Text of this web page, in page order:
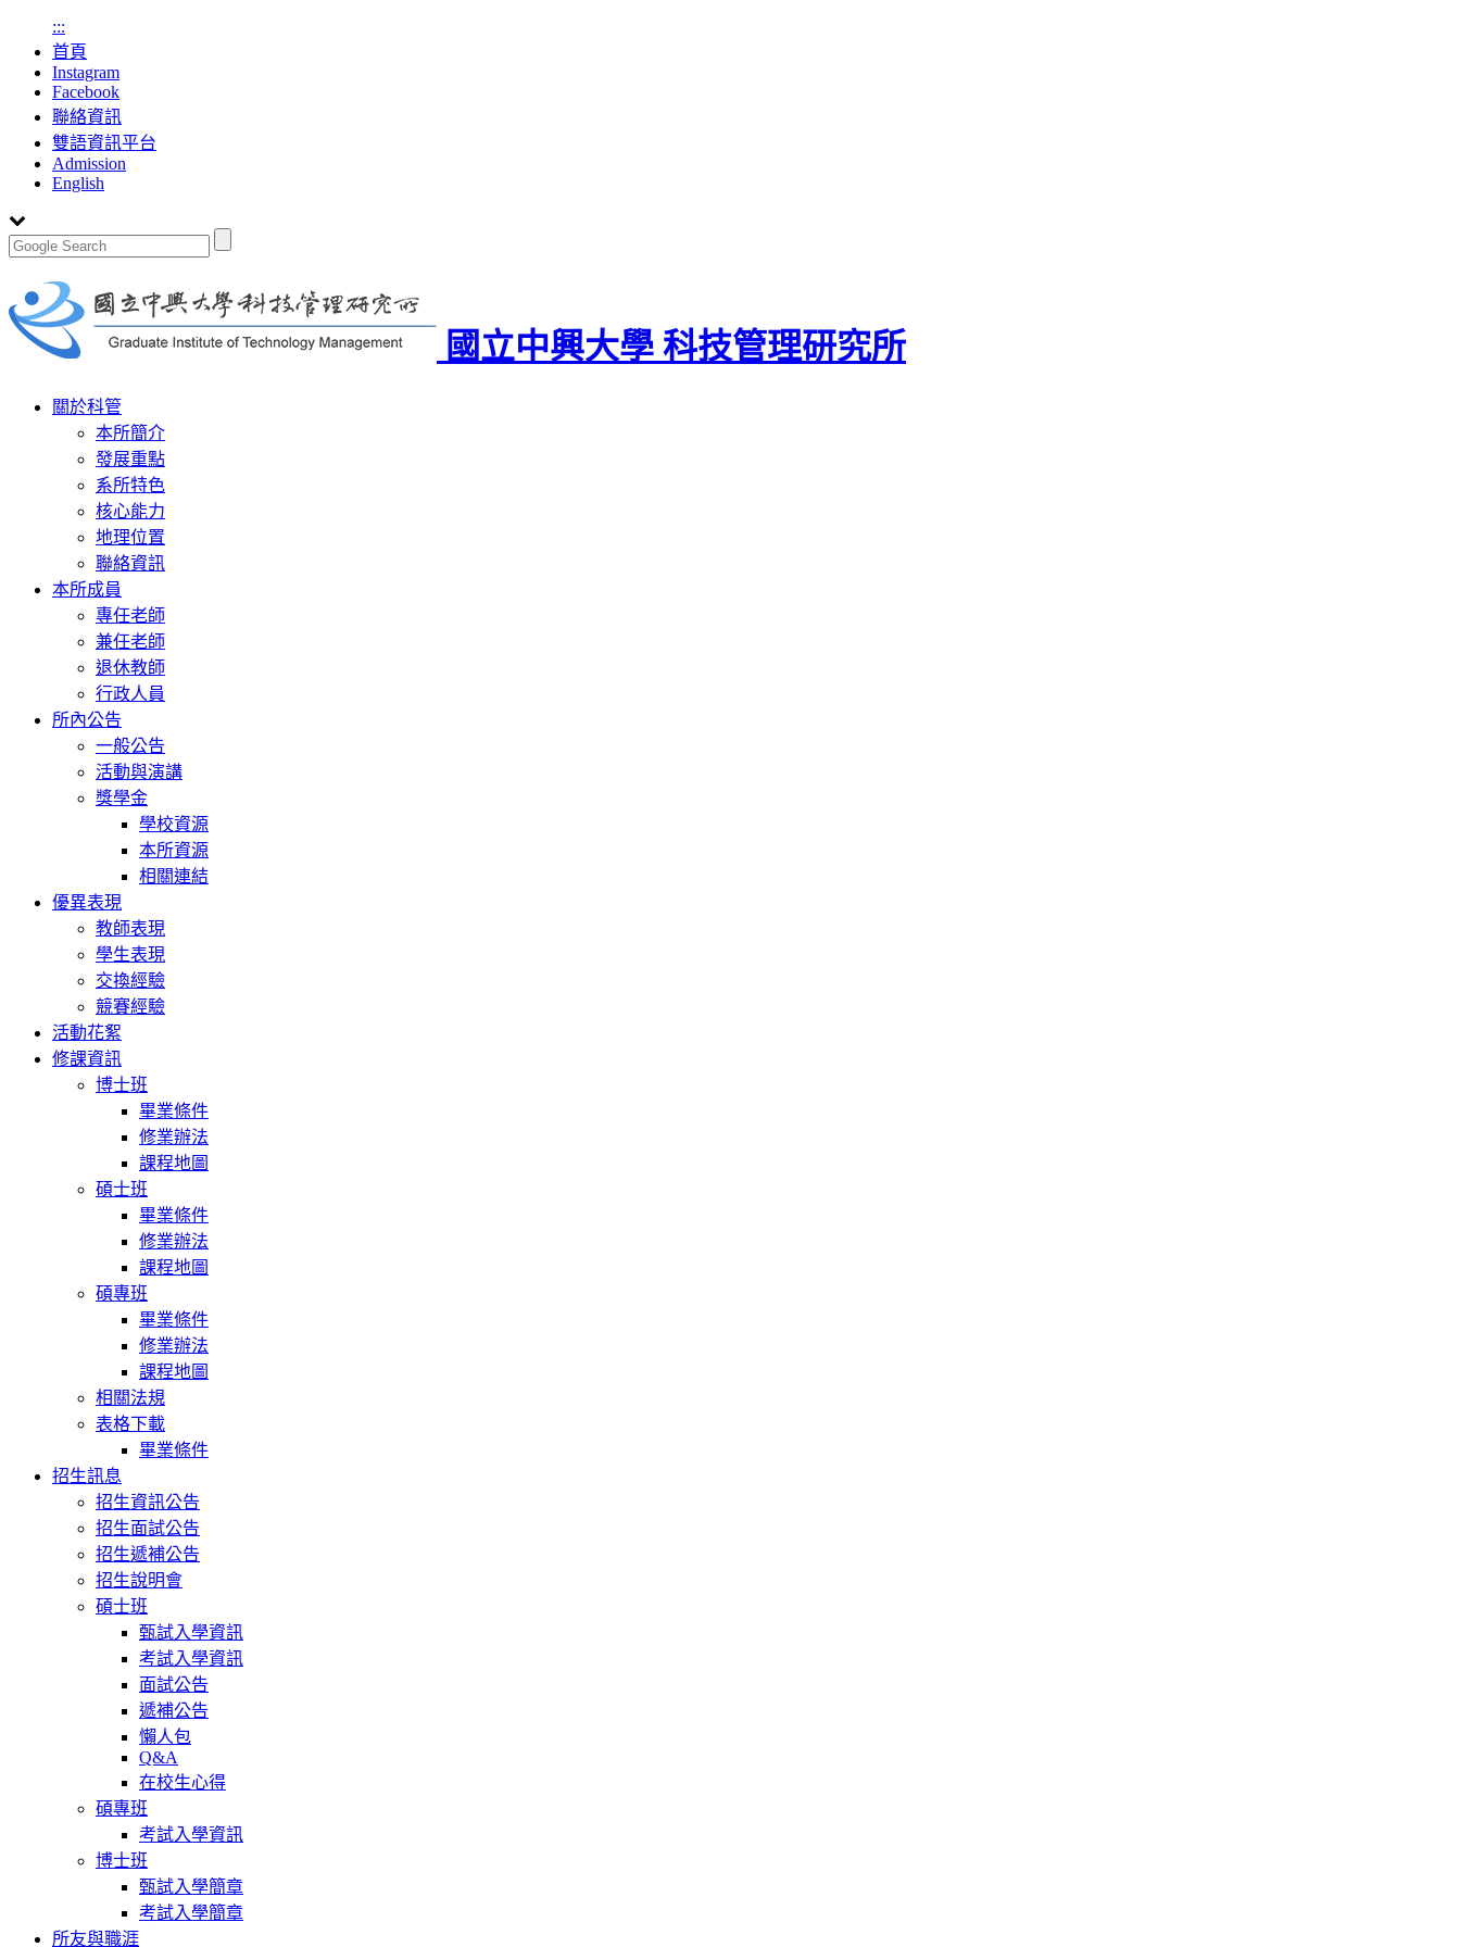
:::
首頁
Instagram
Facebook
聯絡資訊
雙語資訊平台
Admission
English
國立中興大學 科技管理研究所
Toggle
navigation
關於科管
本所簡介
發展重點
系所特色
核心能力
地理位置
聯絡資訊
本所成員
專任老師
兼任老師
退休教師
行政人員
所內公告
一般公告
活動與演講
獎學金
學校資源
本所資源
相關連結
優異表現
教師表現
學生表現
交換經驗
競賽經驗
活動花絮
修課資訊
博士班
畢業條件
修業辦法
課程地圖
碩士班
畢業條件
修業辦法
課程地圖
碩專班
畢業條件
修業辦法
課程地圖
相關法規
表格下載
畢業條件
招生訊息
招生資訊公告
招生面試公告
招生遞補公告
招生說明會
碩士班
甄試入學資訊
考試入學資訊
面試公告
遞補公告
懶人包
Q&A
在校生心得
碩專班
考試入學資訊
博士班
甄試入學簡章
考試入學簡章
所友與職涯